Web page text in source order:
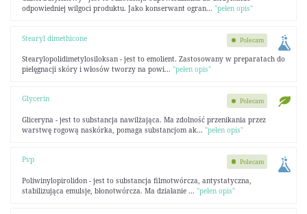
odpowiedniej wilgoci produktu. Jako konserwant ogran... "pełen opis"
Stearyl dimethicone
Stearylopolidimetylosiloksan - jest to emolient. Zastosowany w preparatach do
pielęgnacji skóry i włosów tworzy na powi... "pełen opis"
Polecam
Glycerin
Gliceryna - jest to substancja nawilżająca. Ma zdolność przenikania przez
warstwę rogową naskórka, pomaga substancjom ak... "pełen opis"
Polecam
Pvp
Poliwinylopirolidon - jest to substancja filmotwórcza, antystatyczna,
stabilizująca emulsje, błonotwórcza. Ma działanie ... "pełen opis"
Polecam